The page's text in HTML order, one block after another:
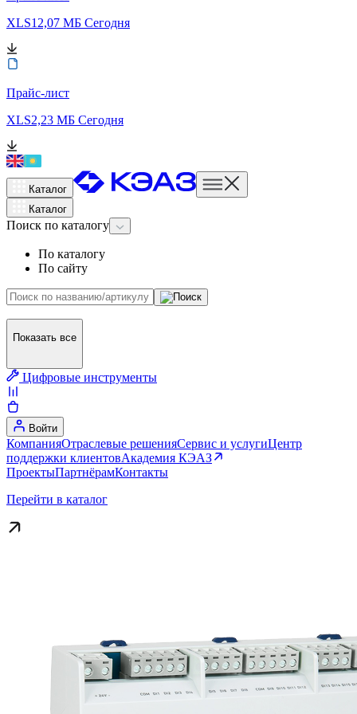
XLS12,07 МБ Сегодня
Прайс-лист
XLS2,23 МБ Сегодня
Каталог
Каталог
Поиск по каталогу
По каталогу
По сайту
Показать все
Цифровые инструменты
Войти
КомпанияОтраслевые решенияСервис и услугиЦентр
поддержки клиентовАкадемия КЭАЗ
ПроектыПартнёрамКонтакты
Перейти в каталог